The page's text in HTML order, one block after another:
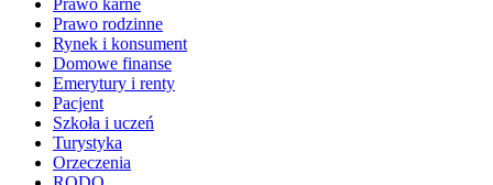
Prawo karne
Prawo rodzinne
Rynek i konsument
Domowe finanse
Emerytury i renty
Pacjent
Szkoła i uczeń
Turystyka
Orzeczenia